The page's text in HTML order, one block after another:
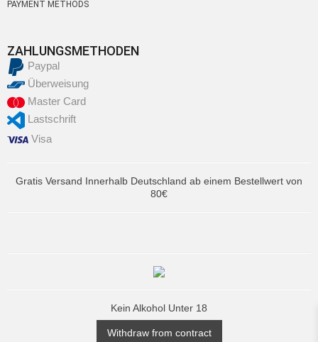
PAYMENT METHODS
ZAHLUNGSMETHODEN
Paypal
Überweisung
Master Card
Lastschrift
Visa
Gratis Versand Innerhalb Deutschland ab einem Bestellwert von
80€
Kein Alkohol Unter 18
Withdraw from contract